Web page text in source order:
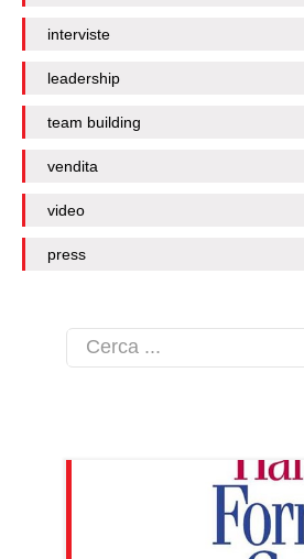
interviste
leadership
team building
vendita
video
press